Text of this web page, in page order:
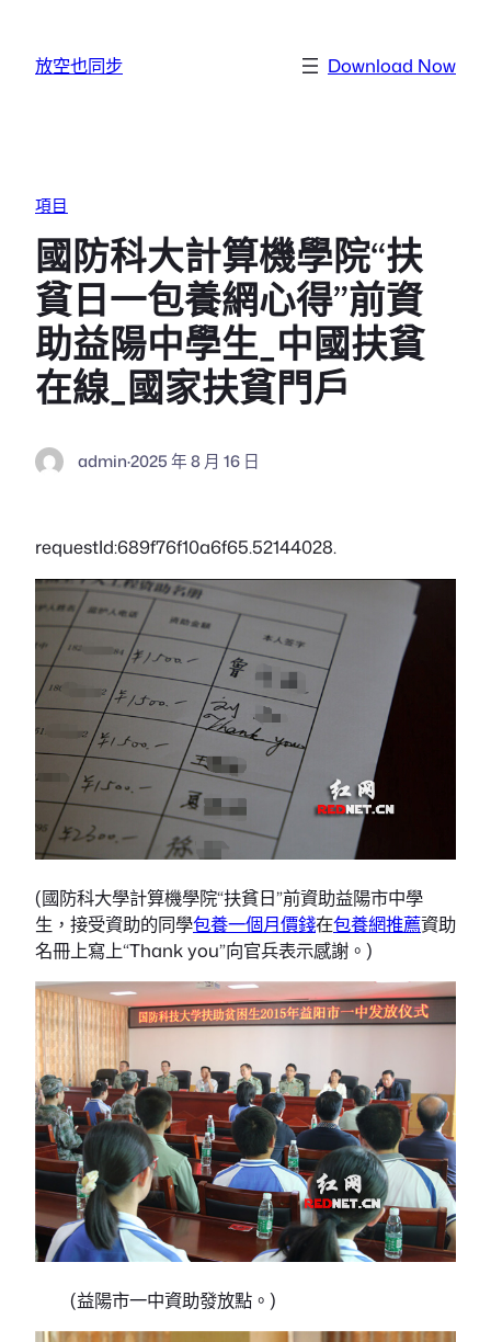
放空也同步 Download Now
項目
國防科大計算機學院“扶
貧日一包養網心得”前資
助益陽中學生_中國扶貧
在線_國家扶貧門戶
admin·2025 年 8 月 16 日
requestId:689f76f10a6f65.52144028.
(國防科大學計算機學院“扶貧日”前資助益陽市中學
生，接受資助的同學包養一個月價錢在包養網推薦資助
名冊上寫上“Thank you”向官兵表示感謝。)
(益陽市一中資助發放點。)